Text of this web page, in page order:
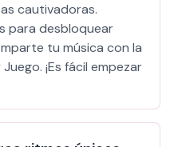
cautivadoras.
para desbloquear
tu música con la
¡Es fácil empezar